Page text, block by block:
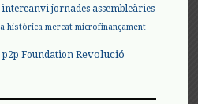
intercanvi jornades assembleàries
històrica mercat microfinançament
p2p Foundation Revolució